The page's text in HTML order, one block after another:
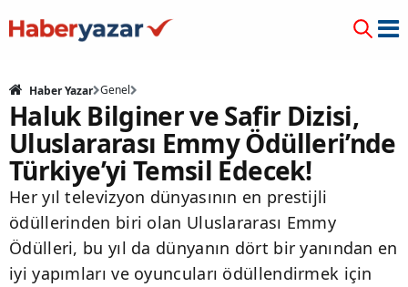
Haber Yazar Genel
Haluk Bilginer ve Safir Dizisi,
Uluslararası Emmy Ödülleri’nde
Türkiye’yi Temsil Edecek!
Her yıl televizyon dünyasının en prestijli
ödüllerinden biri olan Uluslararası Emmy
Ödülleri, bu yıl da dünyanın dört bir yanından en
iyi yapımları ve oyuncuları ödüllendirmek için